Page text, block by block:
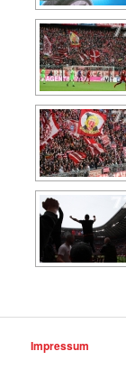
Impressum